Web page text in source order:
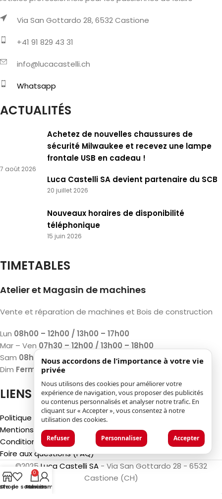
Via San Gottardo 28, 6532 Castione
+41 91 829 43 31
info@lucacastelli.ch
Whatsapp
ACTUALITÉS
Achetez de nouvelles chaussures de
sécurité Milwaukee et recevez une lampe
frontale USB en cadeau !
7 août 2026
Luca Castelli SA devient partenaire du SCB
20 juillet 2026
Nouveaux horaires de disponibilité
téléphonique
15 juin 2026
TIMETABLES
Atelier et Magasin de machines
Vente et réparation de machines et Bois de construction
Lun 08h00 – 12h00 / 13h00 – 17h00
Mar – Ven 07h30 – 12h00 / 13h00 – 18h00
Sam 08h00 – 12h00 / 13h00 – 17h00
Dim Fermé
LIENS
Politique de confidentialité
Mentions légales
Conditions générales d'utilisation
Foire aux questions (FAQ)
©2025 Luca Castelli SA- Via San Gottardo 28 - 6532
Castione (CH)
Shopde souhaits
0
Panier
Mon compte
Nous accordons de l’importance à votre vie
privée
Nous utilisons des cookies pour améliorer votre
expérience de navigation, vous proposer des publicités
ou contenus personnalisés et analyser notre trafic. En
cliquant sur « Accepter », vous consentez à notre
utilisation des cookies.
Refuser Personnaliser Accepter